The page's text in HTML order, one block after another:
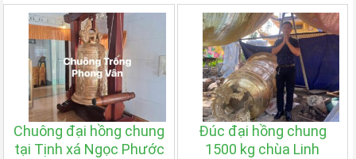
Chuông đại hồng chung
tại Tịnh xá Ngọc Phước
Đúc đại hồng chung
1500 kg chùa Linh